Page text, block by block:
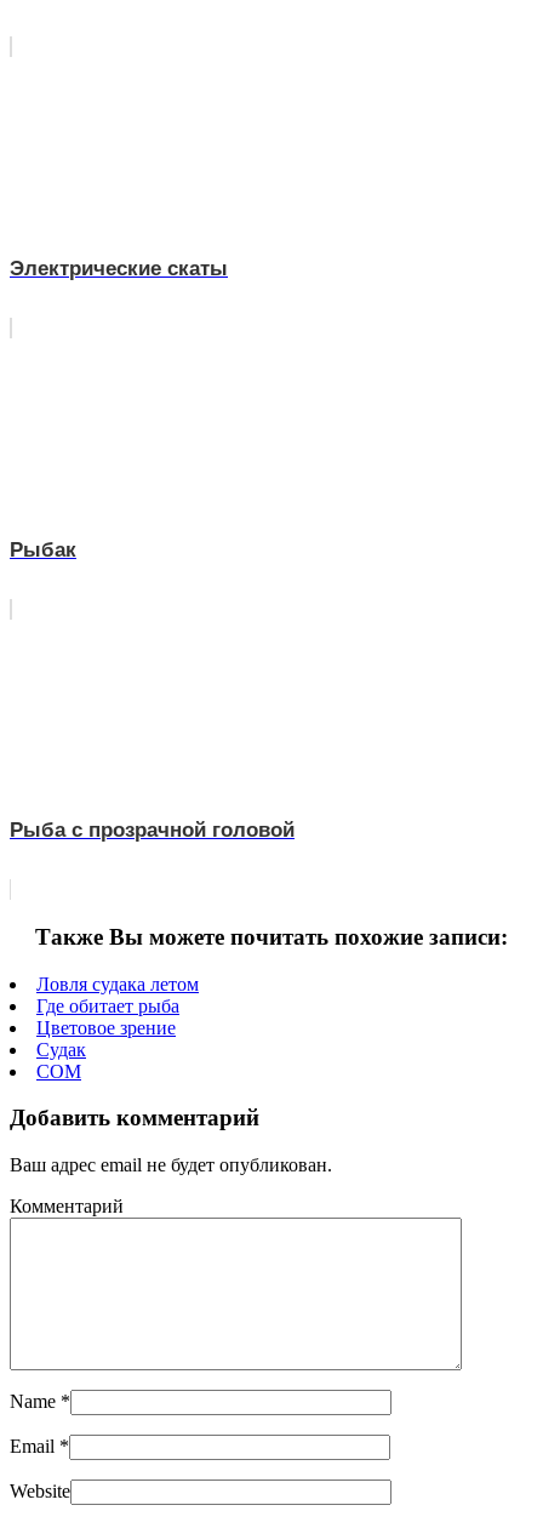
Электрические скаты
Рыбак
Рыба с прозрачной головой
Также Вы можете почитать похожие записи:
Ловля судака летом
Где обитает рыба
Цветовое зрение
Судак
СОМ
Добавить комментарий
Ваш адрес email не будет опубликован.
Комментарий
Name *
Email *
Website